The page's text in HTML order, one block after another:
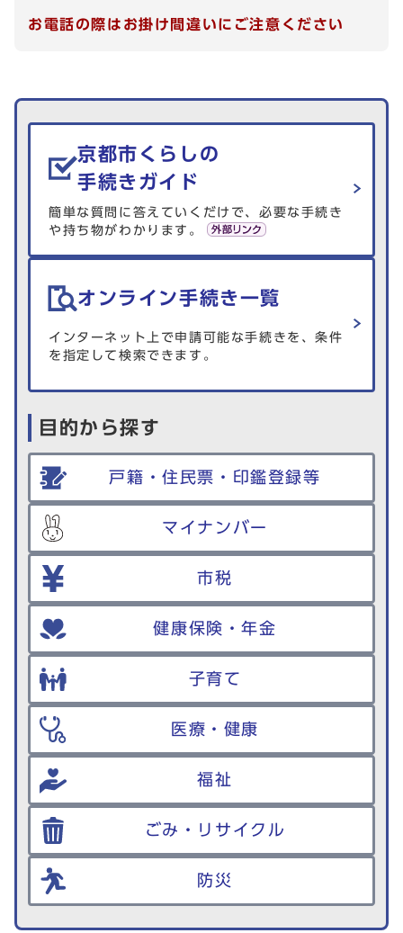
お電話の際はお掛け間違いにご注意ください
生活情報を探す
京都市くらしの
手続きガイド
簡単な質問に答えていくだけで、必要な手続き
や持ち物がわかります。
オンライン手続き一覧
インターネット上で申請可能な手続きを、条件
を指定して検索できます。
目的から探す
戸籍・住民票・印鑑登録等
マイナンバー
市税
健康保険・年金
子育て
医療・健康
福祉
ごみ・リサイクル
防災